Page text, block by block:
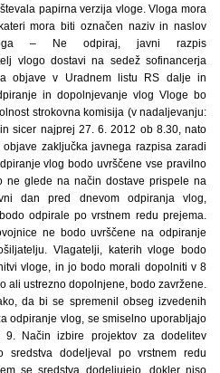
papirna verzija vloge. Vloga mora
mora biti označen naziv in naslov
– Ne odpiraj, javni razpis
vlogo dostavi na sedež sofinancerja
objave v Uradnem listu RS dalje in
in dopolnjevanje vlog Vloge bo
strokovna komisija (v nadaljevanju:
sicer najprej 27. 6. 2012 ob 8.30, nato
zaključka javnega razpisa zaradi
vlog bodo uvrščene vse pravilno
ne glede na način dostave prispele na
dan pred dnevom odpiranja vlog,
odpirale po vrstnem redu prejema.
ne bodo uvrščene na odpiranje
Vlagatelji, katerih vloge bodo
vloge, in jo bodo morali dopolniti v 8
ali ustrezno dopolnjene, bodo zavržene.
da bi se spremenil obseg izvedenih
odpiranje vlog, se smiselno uporabljajo
Način izbire projektov za dodelitev
sredstva dodeljeval po vrstnem redu
se sredstva dodeljujejo, dokler niso